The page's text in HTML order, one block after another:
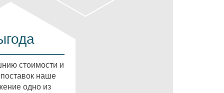
стоимости и
наше
одно из